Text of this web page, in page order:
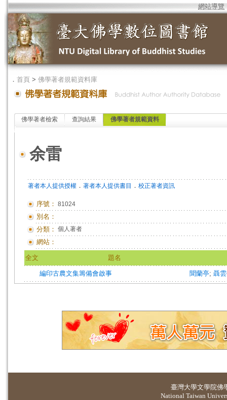
網站導覽
． 首頁 > 佛學著者規範資料庫
佛學著者檢索 查詢結果 佛學著者規範資料
余雷
著者本人提供授權 ． 著者本人提供書目 ． 校正著者資訊
序號： 81024
別名：
分類： 個人著者
網站：
全文 題名
編印古農文集籌備會啟事 聞蘭亭; 聶
臺灣大學文學院佛
National Taiwan